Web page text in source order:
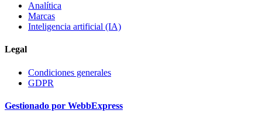
Analítica
Marcas
Inteligencia artificial (IA)
Legal
Condiciones generales
GDPR
Gestionado por WebbExpress